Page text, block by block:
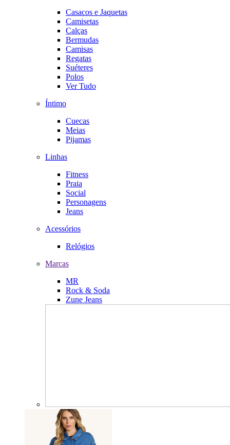
Casacos e Jaquetas
Camisetas
Calças
Bermudas
Camisas
Regatas
Suéteres
Polos
Ver Tudo
Íntimo
Cuecas
Meias
Pijamas
Linhas
Fitness
Praia
Social
Personagens
Jeans
Acessórios
Relógios
Marcas
MR
Rock & Soda
Zune Jeans